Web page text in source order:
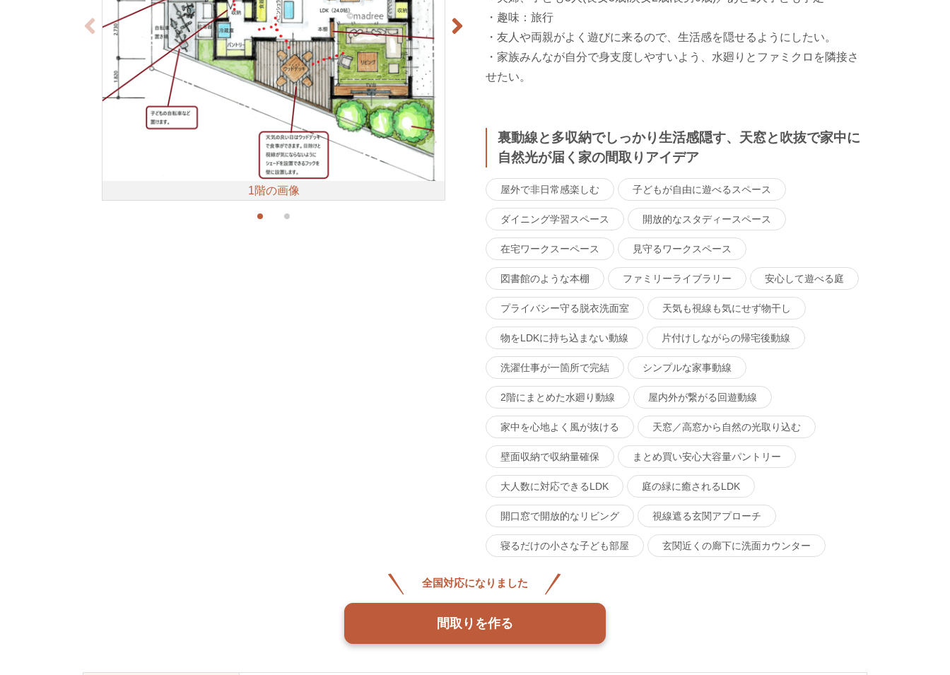
・趣味：旅行
・友人や両親がよく遊びに来るので、生活感を隠せるようにしたい。
・家族みんなが自分で身支度しやすいよう、水廻りとファミクロを隣接さ
せたい。
裏動線と多収納でしっかり生活感隠す、天窓と吹抜で家中に
自然光が届く家の間取りアイデア
屋外で非日常感楽しむ 子どもが自由に遊べるスペース
ダイニング学習スペース 開放的なスタディースペース
在宅ワークスーペース 見守るワークスペース
図書館のような本棚 ファミリーライブラリー 安心して遊べる庭
プライバシー守る脱衣洗面室 天気も視線も気にせず物干し
物をLDKに持ち込まない動線 片付けしながらの帰宅後動線
洗濯仕事が一箇所で完結 シンプルな家事動線
2階にまとめた水廻り動線 屋内外が繋がる回遊動線
家中を心地よく風が抜ける 天窓／高窓から自然の光取り込む
壁面収納で収納量確保 まとめ買い安心大容量パントリー
大人数に対応できるLDK 庭の緑に癒されるLDK
開口窓で開放的なリビング 視線遮る玄関アプローチ
寝るだけの小さな子ども部屋 玄関近くの廊下に洗面カウンター
1階の画像
全国対応になりました
間取りを作る